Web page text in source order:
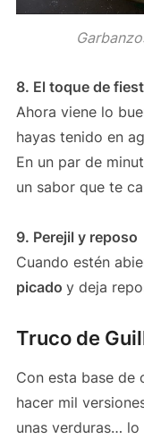
8. El toque de
Ahora viene lo
hayas tenido en
En un par de
un sabor que te
9. Perejil y reposo
Cuando estén
picado y deja
Truco de
Con esta base de
hacer mil
unas verduras…